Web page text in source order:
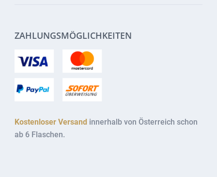
ZAHLUNGSMÖGLICHKEITEN
Kostenloser Versand innerhalb von Österreich schon
ab 6 Flaschen.